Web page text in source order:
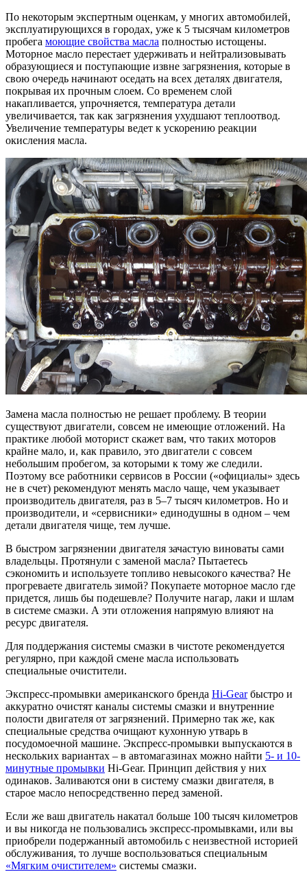
По некоторым экспертным оценкам, у многих автомобилей,
эксплуатирующихся в городах, уже к 5 тысячам километров
пробега моющие свойства масла полностью истощены.
Моторное масло перестает удерживать и нейтрализовывать
образующиеся и поступающие извне загрязнения, которые в
свою очередь начинают оседать на всех деталях двигателя,
покрывая их прочным слоем. Со временем слой
накапливается, упрочняется, температура детали
увеличивается, так как загрязнения ухудшают теплоотвод.
Увеличение температуры ведет к ускорению реакции
окисления масла.
Замена масла полностью не решает проблему. В теории
существуют двигатели, совсем не имеющие отложений. На
практике любой моторист скажет вам, что таких моторов
крайне мало, и, как правило, это двигатели с совсем
небольшим пробегом, за которыми к тому же следили.
Поэтому все работники сервисов в России («официалы» здесь
не в счет) рекомендуют менять масло чаще, чем указывает
производитель двигателя, раз в 5–7 тысяч километров. Но и
производители, и «сервисники» единодушны в одном – чем
детали двигателя чище, тем лучше.
В быстром загрязнении двигателя зачастую виноваты сами
владельцы. Протянули с заменой масла? Пытаетесь
сэкономить и используете топливо невысокого качества? Не
прогреваете двигатель зимой? Покупаете моторное масло где
придется, лишь бы подешевле? Получите нагар, лаки и шлам
в системе смазки. А эти отложения напрямую влияют на
ресурс двигателя.
Для поддержания системы смазки в чистоте рекомендуется
регулярно, при каждой смене масла использовать
специальные очистители.
Экспресс-промывки американского бренда Hi-Gearбыстро и
аккуратно очистят каналы системы смазки и внутренние
полости двигателя от загрязнений. Примерно так же, как
специальные средства очищают кухонную утварь в
посудомоечной машине. Экспресс-промывки выпускаются в
нескольких вариантах – в автомагазинах можно найти 5- и 10-
минутные промывки Hi-Gear. Принцип действия у них
одинаков. Заливаются они в систему смазки двигателя, в
старое масло непосредственно перед заменой.
Если же ваш двигатель накатал больше 100 тысяч километров
и вы никогда не пользовались экспресс-промывками, или вы
приобрели подержанный автомобиль с неизвестной историей
обслуживания, то лучше воспользоваться специальным
«Мягким очистителем» системы смазки.